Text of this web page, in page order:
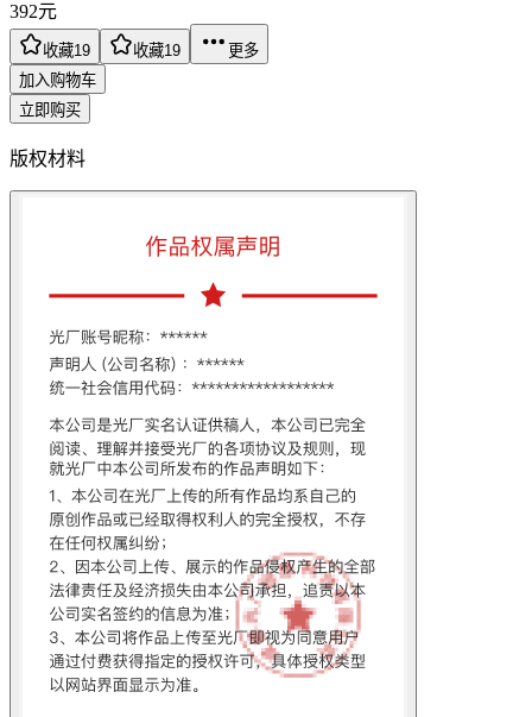
392元
收藏19 收藏19
更多
加入购物车
立即购买
版权材料